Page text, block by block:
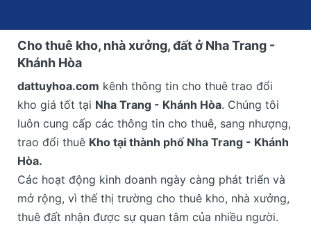
Cho thuê kho, nhà xưởng, đất ở Nha Trang -
Khánh Hòa
dattuyhoa.com kênh thông tin cho thuê trao đổi
kho giá tốt tại Nha Trang - Khánh Hòa. Chúng tôi
luôn cung cấp các thông tin cho thuê, sang nhượng,
trao đổi thuê Kho tại thành phố Nha Trang - Khánh
Hòa.
Các hoạt động kinh doanh ngày càng phát triển và
mở rộng, vì thế thị trường cho thuê kho, nhà xưởng,
thuê đất nhận được sự quan tâm của nhiều người.